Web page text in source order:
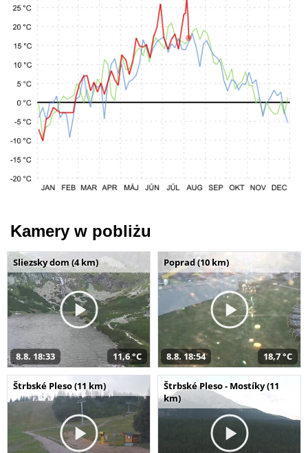
Kamery w pobliżu
Sliezsky dom (4 km)
8.8. 18:33 11,6 °C
Poprad (10 km)
8.8. 18:54 18,7 °C
Štrbské Pleso (11 km)
Štrbské Pleso - Mostíky (11
km)